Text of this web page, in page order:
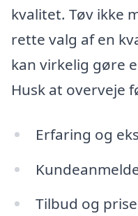
kvalitet. Tøv ikke
rette valg af en
kan virkelig gøre
Husk at overveje
Erfaring og
Tilbud og